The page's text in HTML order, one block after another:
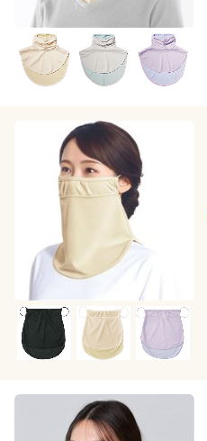
カーテン・ラグ・ファブリック
制服・学生服
ジュニア・ティーンズ下着
大きいサイズ通販すべて
大きいサイズ レディース服
大きいサイズ レディース下着
大きいサイズ メンズ
大きいサイズ 事務・制服
バーゲン
バーゲンセール
シークレットセール
詳細検索
商品カテゴリ一覧
カタログ
カタログ・チラシからのご
デジタルカタログ
カタログ無料プレゼント
会員メニュー
マイページ
カラー
こだわり条件
で絞り込む
柄・デザイン
無地
素材
コットン・綿100
機能・特徴
ウォッシャブル(洗
える)
冷感・涼感
抗菌防臭